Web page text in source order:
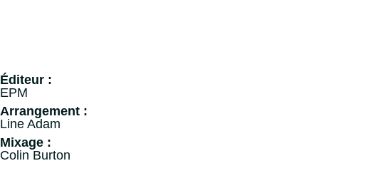
Éditeur :
EPM
Arrangement :
Line Adam
Mixage :
Colin Burton